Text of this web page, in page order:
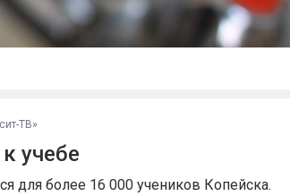
ТВ»
учебе
для более 16 000 учеников Копейска.